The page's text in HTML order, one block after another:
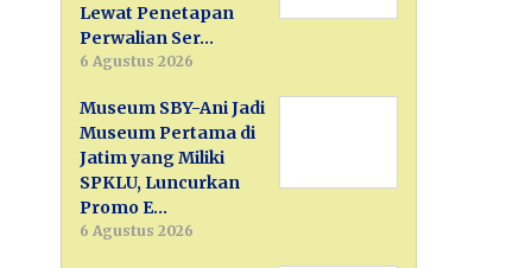
Lewat Penetapan
Perwalian Ser…
6 Agustus 2026
Museum SBY-Ani Jadi
Museum Pertama di
Jatim yang Miliki
SPKLU, Luncurkan
Promo E…
6 Agustus 2026